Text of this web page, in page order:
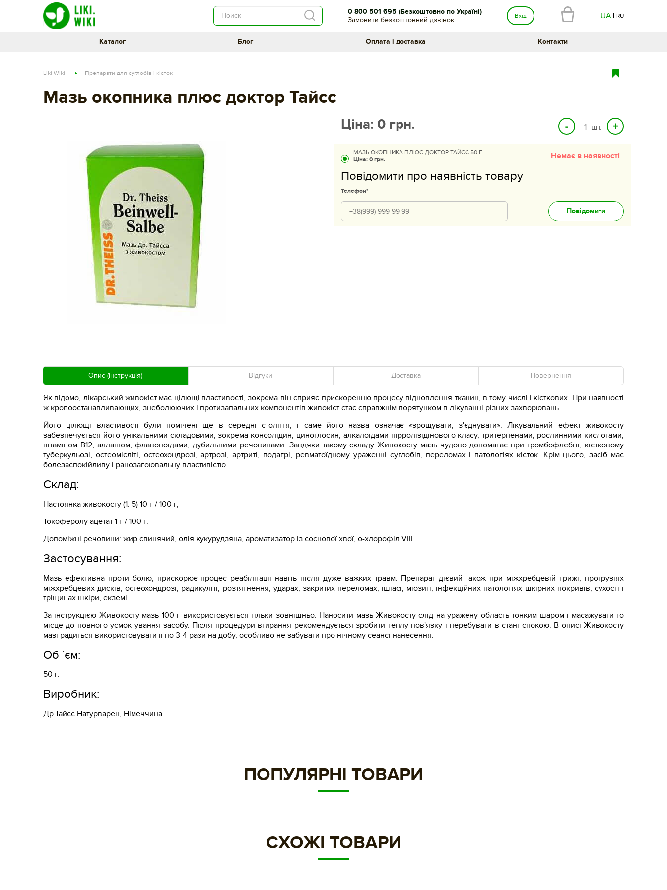
0 800 501 695 (Безкоштовно по Україні)
Замовити безкоштовний дзвінок
Вхід UA RU
Каталог Блог Оплата і доставка Контакти
Liki Wiki Препарати для суглобів і кісток
Мазь окопника плюс доктор Тайсс
Ціна: 0 грн. шт.
МАЗЬ ОКОПНИКА ПЛЮС ДОКТОР ТАЙСС 50 Г
Ціна: 0 грн. Немає в наявності
Повідомити про наявність товару
Телефон*
Повідомити
Опис (інструкція) Відгуки Доставка Повернення
Як відомо, лікарський живокіст має цілющі властивості, зокрема він сприяє прискоренню процесу відновлення тканин, в тому числі і кісткових. При наявності
ж кровоостанавливающих, знеболюючих і протизапальних компонентів живокіст стає справжнім порятунком в лікуванні різних захворювань.
Його цілющі властивості були помічені ще в середні століття, і саме його назва означає «зрощувати, з'єднувати». Лікувальний ефект живокосту
забезпечується його унікальними складовими, зокрема консолідин, циноглосин, алкалоїдами пірролізідінового класу, тритерпенами, рослинними кислотами,
вітаміном В12, аллаіном, флавоноїдами, дубильними речовинами. Завдяки такому складу Живокосту мазь чудово допомагає при тромбофлебіті, кістковому
туберкульозі, остеомієліті, остеохондрозі, артрозі, артриті, подагрі, ревматоїдному ураженні суглобів, переломах і патологіях кісток. Крім цього, засіб має
болезаспокійливу і ранозагоювальну властивістю.
Склад:
Настоянка живокосту (1: 5) 10 г / 100 г,
Токоферолу ацетат 1 г / 100 г.
Допоміжні речовини: жир свинячий, олія кукурудзяна, ароматизатор із соснової хвої, о-хлорофіл VIII.
Застосування:
Мазь ефективна проти болю, прискорює процес реабілітації навіть після дуже важких травм. Препарат дієвий також при міжхребцевій грижі, протрузіях
міжхребцевих дисків, остеохондрозі, радикуліті, розтягнення, ударах, закритих переломах, ішіасі, міозиті, інфекційних патологіях шкірних покривів, сухості і
тріщинах шкіри, екземі.
За інструкцією Живокосту мазь 100 г використовується тільки зовнішньо. Наносити мазь Живокосту слід на уражену область тонким шаром і масажувати то
місце до повного усмоктування засобу. Після процедури втирання рекомендується зробити теплу пов'язку і перебувати в стані спокою. В описі Живокосту
мазі радиться використовувати її по 3-4 рази на добу, особливо не забувати про нічному сеансі нанесення.
Об `єм:
50 г.
Виробник:
Др.Тайсс Натурварен, Німеччина.
ПОПУЛЯРНІ ТОВАРИ
СХОЖІ ТОВАРИ